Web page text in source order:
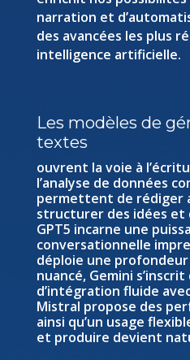
narration et
des avancées les plus
intelligence artificielle.
Les modèles de
textes
ouvrent la voie à
l’analyse de données
permettent de rédiger
structurer des idées et
GPT5 incarne une
conversationnelle
déploie une
nuancé, Gemini
d’intégration fluide
Mistral propose des
ainsi qu’un usage
et produire devient